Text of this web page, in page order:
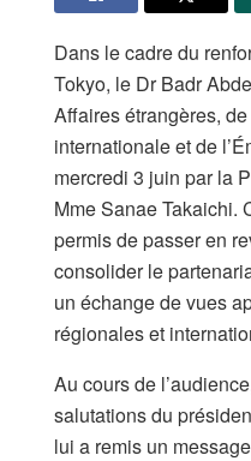
Dans le cadre du
Tokyo, le Dr Badr
Affaires étrangères,
internationale et de
mercredi 3 juin par la
Mme Sanae Takaichi.
permis de passer en
consolider le
un échange de vues
régionales et
Au cours de
salutations du
lui a remis un